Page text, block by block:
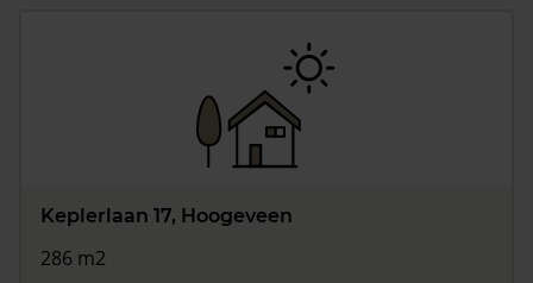
Keplerlaan 17, Hoogeveen
286 m2